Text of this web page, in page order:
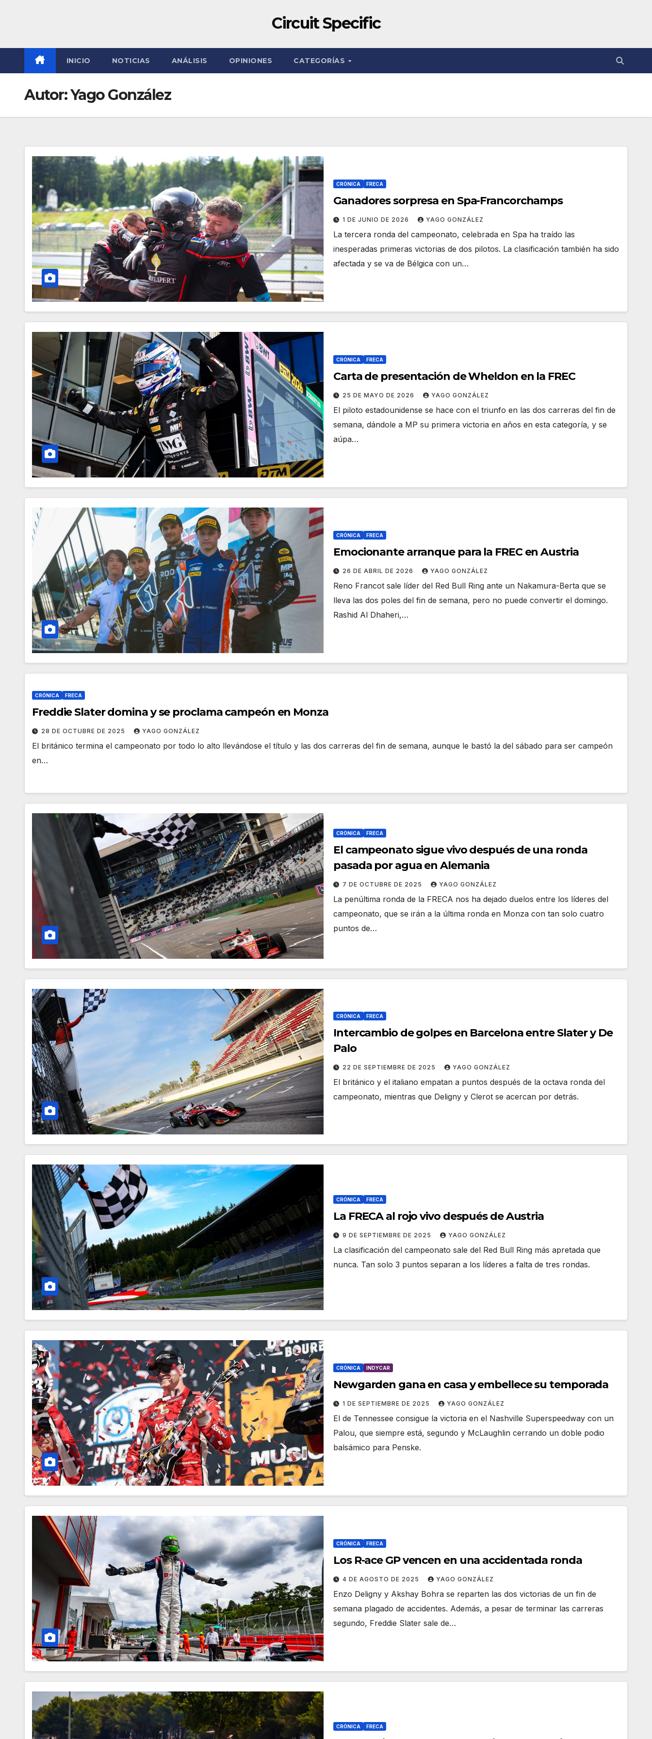
Circuit Specific
INICIO NOTICIAS ANÁLISIS OPINIONES CATEGORÍAS
Autor:Yago González
CRÓNICA FRECA
Ganadores sorpresa en Spa-Francorchamps
1 DE JUNIO DE 2026 YAGO GONZÁLEZ
La tercera ronda del campeonato, celebrada en Spa ha traído las
inesperadas primeras victorias de dos pilotos. La clasificación también ha sido
afectada y se va de Bélgica con un…
CRÓNICA FRECA
Carta de presentación de Wheldon en la FREC
25 DE MAYO DE 2026 YAGO GONZÁLEZ
El piloto estadounidense se hace con el triunfo en las dos carreras del fin de
semana, dándole a MP su primera victoria en años en esta categoría, y se
aúpa…
CRÓNICA FRECA
Emocionante arranque para la FREC en Austria
26 DE ABRIL DE 2026 YAGO GONZÁLEZ
Reno Francot sale líder del Red Bull Ring ante un Nakamura-Berta que se
lleva las dos poles del fin de semana, pero no puede convertir el domingo.
Rashid Al Dhaheri,…
CRÓNICA FRECA
Freddie Slater domina y se proclama campeón en Monza
28 DE OCTUBRE DE 2025 YAGO GONZÁLEZ
El británico termina el campeonato por todo lo alto llevándose el título y las dos carreras del fin de semana, aunque le bastó la del sábado para ser campeón
en…
CRÓNICA FRECA
El campeonato sigue vivo después de una ronda
pasada por agua en Alemania
7 DE OCTUBRE DE 2025 YAGO GONZÁLEZ
La penúltima ronda de la FRECA nos ha dejado duelos entre los líderes del
campeonato, que se irán a la última ronda en Monza con tan solo cuatro
puntos de…
CRÓNICA FRECA
Intercambio de golpes en Barcelona entre Slater y De
Palo
22 DE SEPTIEMBRE DE 2025 YAGO GONZÁLEZ
El británico y el italiano empatan a puntos después de la octava ronda del
campeonato, mientras que Deligny y Clerot se acercan por detrás.
CRÓNICA FRECA
La FRECA al rojo vivo después de Austria
9 DE SEPTIEMBRE DE 2025 YAGO GONZÁLEZ
La clasificación del campeonato sale del Red Bull Ring más apretada que
nunca. Tan solo 3 puntos separan a los líderes a falta de tres rondas.
CRÓNICA INDYCAR
Newgarden gana en casa y embellece su temporada
1 DE SEPTIEMBRE DE 2025 YAGO GONZÁLEZ
El de Tennessee consigue la victoria en el Nashville Superspeedway con un
Palou, que siempre está, segundo y McLaughlin cerrando un doble podio
balsámico para Penske.
CRÓNICA FRECA
Los R-ace GP vencen en una accidentada ronda
4 DE AGOSTO DE 2025 YAGO GONZÁLEZ
Enzo Deligny y Akshay Bohra se reparten las dos victorias de un fin de
semana plagado de accidentes. Además, a pesar de terminar las carreras
segundo, Freddie Slater sale de…
CRÓNICA FRECA